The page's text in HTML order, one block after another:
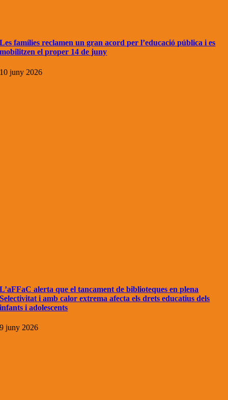
Les famílies reclamen un gran acord per l’educació pública i es
mobilitzen el proper 14 de juny
10 juny 2026
L’aFFaC alerta que el tancament de biblioteques en plena
Selectivitat i amb calor extrema afecta els drets educatius dels
infants i adolescents
9 juny 2026